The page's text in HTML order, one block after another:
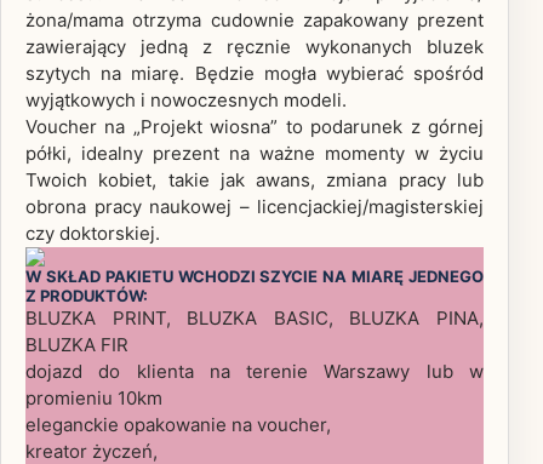
żona/mama otrzyma cudownie zapakowany prezent
zawierający jedną z ręcznie wykonanych bluzek
szytych na miarę. Będzie mogła wybierać spośród
wyjątkowych i nowoczesnych modeli.
Voucher na „Projekt wiosna” to podarunek z górnej
półki, idealny prezent na ważne momenty w życiu
Twoich kobiet, takie jak awans, zmiana pracy lub
obrona pracy naukowej – licencjackiej/magisterskiej
czy doktorskiej.
W SKŁAD PAKIETU WCHODZI SZYCIE NA MIARĘ JEDNEGO
Z PRODUKTÓW:
BLUZKA PRINT, BLUZKA BASIC, BLUZKA PINA,
BLUZKA FIR
dojazd do klienta na terenie Warszawy lub w
promieniu 10km
eleganckie opakowanie na voucher,
kreator życzeń,